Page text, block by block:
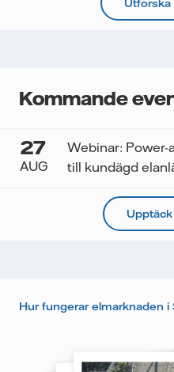
Utforska
Kommande
27
AUG
Webinar:
till kundägd
Hur fungerar elmarknaden i